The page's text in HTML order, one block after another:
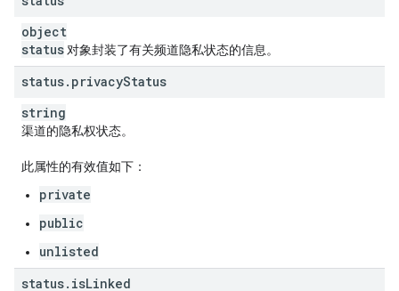
object
status 对象封装了有关频道隐私状态的信息。
status. privacyStatus
string
渠道的隐私权状态。
此属性的有效值如下：
private
public
unlisted
status. isLinked